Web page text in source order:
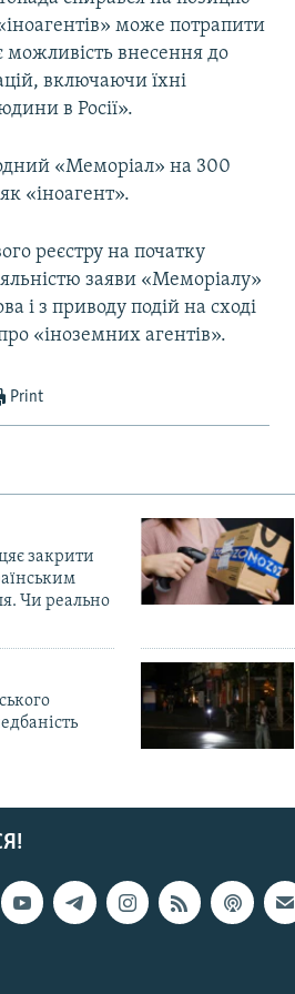
може потрапити
можливість внесення до
включаючи їхні
в Росії».
«Меморіал» на 300
«іноагент».
реєстру на початку
заяви «Меморіалу»
і з приводу подій на сході
«іноземних агентів».
Print
закрити
Чи реально